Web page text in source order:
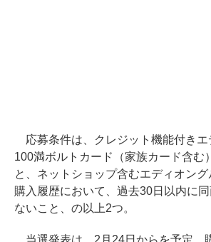
応募条件は、クレジット機能付きエ
100満ボルトカード（家族カード含む
と、ネットショップ含むエディオン
購入履歴において、過去30日以内に
ないこと、の以上2つ。
当選発表は、2月24日からを予定。